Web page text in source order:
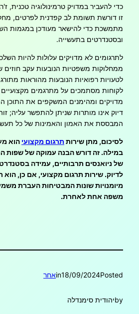
כדי להעביר במדויק טרמינולוגיה טכנית,
זו דורשת תשומת לב קפדנית לפרטים,
מתמשכת כדי להישאר מעודכן במגמות
ובסטנדרטים בתעשייה.
לתרגומים לא מדויקים עלולות להיות
ממחלוקות משפטיות הנובעות עקב חוזים
לטעויות רפואיות הנובעות מהוראות
לקוחות מסתמכים על מתרגמים מקצועיים
מדויקים ומהימנים המשקפים את התוכן
דיוק אינו מותרות שניתן להתפשר עליה;
המבססת את האמון והאמינות של כל
לסיכום, מתן שירות תרגום מקצועי הוא
במילה. זה דורש הבנה עמוקה של שפות
של ניואנסים תרבותיים, עמידה
לדיוק. שירות תרגום מקצועי, אם כן, הוא
מיומנויות שונות המבטיחות העברת
משפה אחת לאחרת.
Posted
18/09/2024
inאחר
byיהודית סימנדלה